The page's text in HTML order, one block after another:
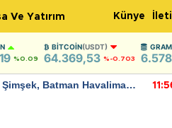
Ve Yatırım Künye
%0.09
BITCOIN(USDT)
64.369,53 %-0.703
Batman Havalimanı